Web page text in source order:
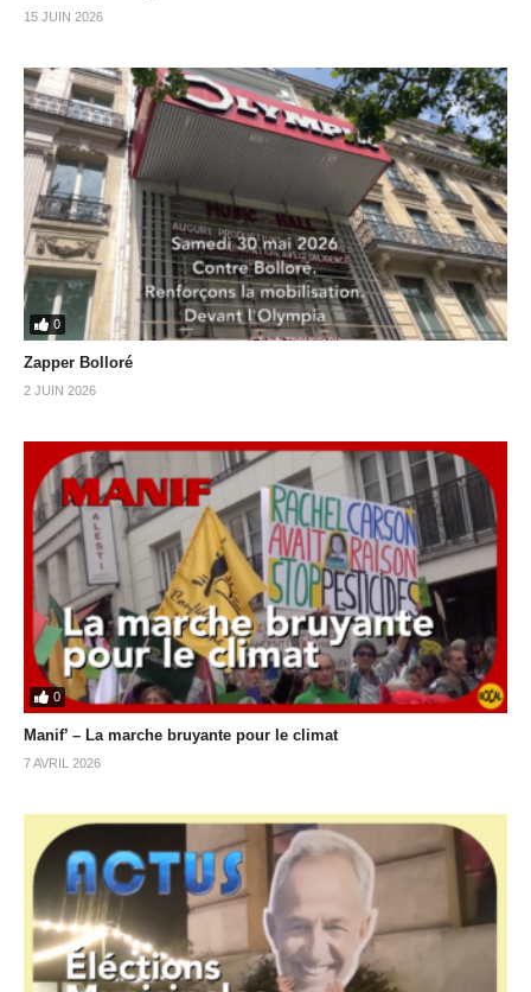
15 JUIN 2026
0
Zapper Bolloré
2 JUIN 2026
0
Manif’ – La marche bruyante pour le climat
7 AVRIL 2026